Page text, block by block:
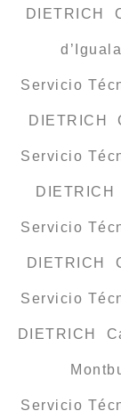
DIETRICH
Servicio
DIETRICH
Servicio
Servicio
DIETRICH
Servicio
DIETRICH
Servicio